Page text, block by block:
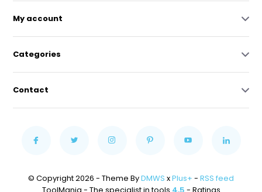
My account
Categories
Contact
© Copyright 2026 - Theme ByDMWS xPlus+ - RSS feed
ToolMania - The specialist in tools 4,5 - Ratings